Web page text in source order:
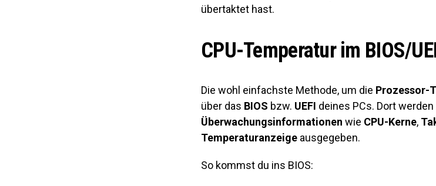
übertaktet hast.
CPU-Temperatur im BIOS/
Die wohl einfachste Methode, um die Prozessor-
über das BIOS bzw. UEFI deines PCs. Dort
Überwachungsinformationen wie CPU-Kerne,
Temperaturanzeige ausgegeben.
So kommst du ins BIOS: